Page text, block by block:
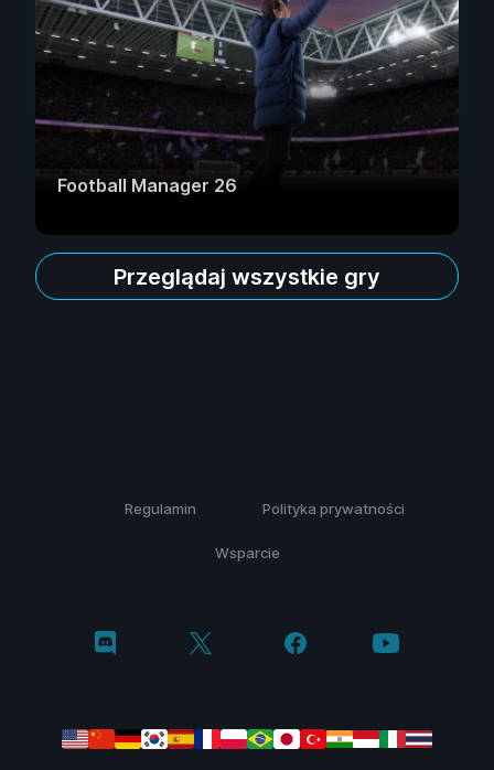
Football Manager 26
Przeglądaj wszystkie gry
Regulamin Polityka prywatności
Wsparcie